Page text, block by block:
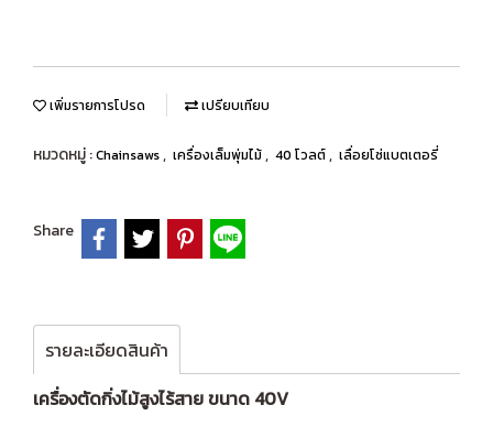
เพิ่มรายการโปรด เปรียบเทียบ
หมวดหมู่ :Chainsaws, เครื่องเล็มพุ่มไม้, 40 โวลต์, เลื่อยโซ่แบตเตอรี่
Share
รายละเอียดสินค้า
เครื่องตัดกิ่งไม้สูงไร้สาย ขนาด 40V